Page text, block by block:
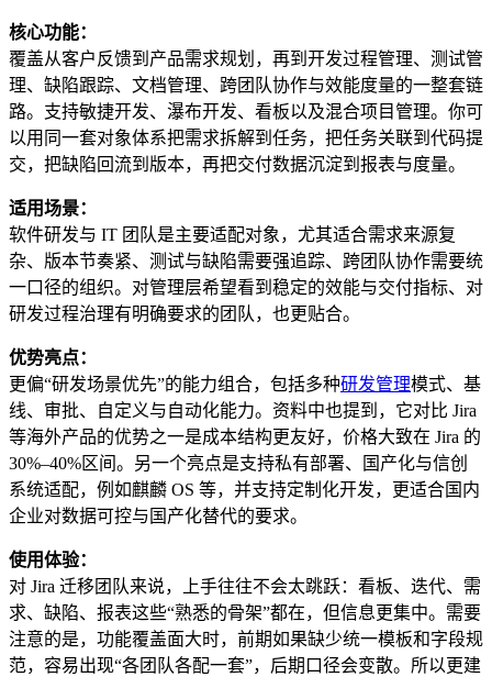
核心功能：
覆盖从客户反馈到产品需求规划，再到开发过程管理、测试管
理、缺陷跟踪、文档管理、跨团队协作与效能度量的一整套链
路。支持敏捷开发、瀑布开发、看板以及混合项目管理。你可
以用同一套对象体系把需求拆解到任务，把任务关联到代码提
交，把缺陷回流到版本，再把交付数据沉淀到报表与度量。
适用场景：
软件研发与 IT 团队是主要适配对象，尤其适合需求来源复
杂、版本节奏紧、测试与缺陷需要强追踪、跨团队协作需要统
一口径的组织。对管理层希望看到稳定的效能与交付指标、对
研发过程治理有明确要求的团队，也更贴合。
优势亮点：
更偏“研发场景优先”的能力组合，包括多种研发管理模式、基
线、审批、自定义与自动化能力。资料中也提到，它对比 Jira
等海外产品的优势之一是成本结构更友好，价格大致在 Jira 的
30%–40%区间。另一个亮点是支持私有部署、国产化与信创
系统适配，例如麒麟 OS 等，并支持定制化开发，更适合国内
企业对数据可控与国产化替代的要求。
使用体验：
对 Jira 迁移团队来说，上手往往不会太跳跃：看板、迭代、需
求、缺陷、报表这些“熟悉的骨架”都在，但信息更集中。需要
注意的是，功能覆盖面大时，前期如果缺少统一模板和字段规
范，容易出现“各团队各配一套”，后期口径会变散。所以更建